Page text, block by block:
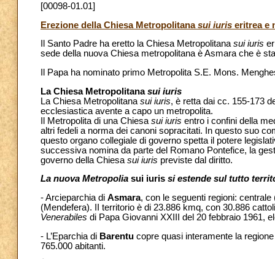
[00098-01.01]
Erezione della Chiesa Metropolitanasui iuris eritrea e
Il Santo Padre ha eretto la Chiesa Metropolitanasui iuris
sede della nuova Chiesa metropolitana è Asmara che è
Il Papa ha nominato primo Metropolita S.E. Mons.
La Chiesa Metropolitanasui iuris
La Chiesa Metropolitana sui iuris, è retta dai cc. 155-173
ecclesiastica avente a capo un metropolita.
Il Metropolita di una Chiesa sui iuris entro i confini della
altri fedeli a norma dei canoni sopracitati. In questo suo
questo organo collegiale di governo spetta il potere
successiva nomina da parte del Romano Pontefice, la
governo della Chiesa sui iuris previste dal diritto.
La nuova Metropolia sui iuris si estende sul tutto
- Arcieparchia di Asmara, con le seguenti regioni:
(Mendefera). II territorio è di 23.886 kmq, con 30.886
Venerabiles di Papa Giovanni XXIII del 20 febbraio 1961,
- L’Eparchia di Barentu copre quasi interamente la
765.000 abitanti.